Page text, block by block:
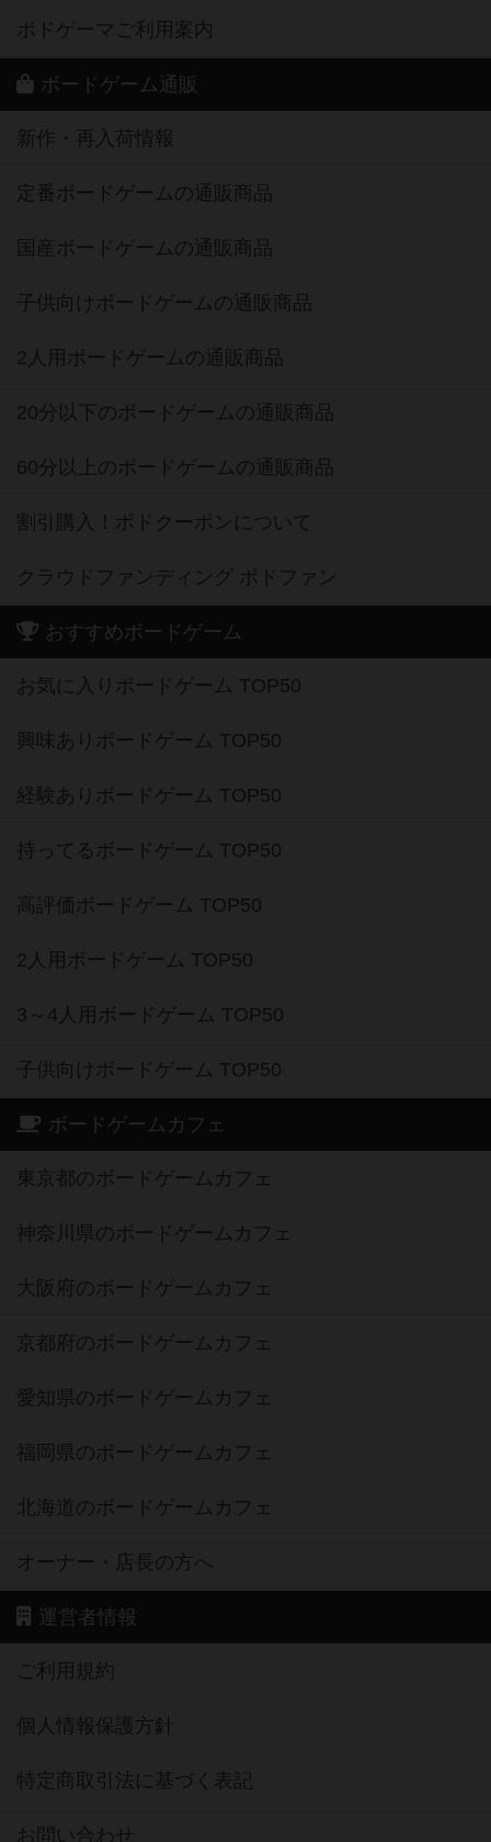
ボドゲーマご利用案内
ボードゲーム通販
新作・再入荷情報
定番ボードゲームの通販商品
国産ボードゲームの通販商品
子供向けボードゲームの通販商品
2人用ボードゲームの通販商品
20分以下のボードゲームの通販商品
60分以上のボードゲームの通販商品
割引購入！ボドクーポンについて
クラウドファンディング ボドファン
おすすめボードゲーム
お気に入りボードゲーム TOP50
興味ありボードゲーム TOP50
経験ありボードゲーム TOP50
持ってるボードゲーム TOP50
高評価ボードゲーム TOP50
2人用ボードゲーム TOP50
3～4人用ボードゲーム TOP50
子供向けボードゲーム TOP50
ボードゲームカフェ
東京都のボードゲームカフェ
神奈川県のボードゲームカフェ
大阪府のボードゲームカフェ
京都府のボードゲームカフェ
愛知県のボードゲームカフェ
福岡県のボードゲームカフェ
北海道のボードゲームカフェ
オーナー・店長の方へ
運営者情報
ご利用規約
個人情報保護方針
特定商取引法に基づく表記
お問い合わせ